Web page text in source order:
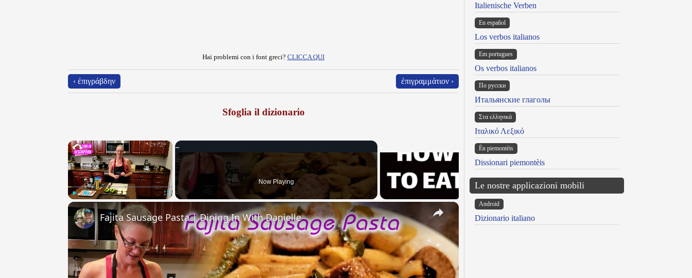
Hai problemi con i font greci? CLICCA QUI
‹ ἐπιγράβδην ἐπιγραμμάτιον ›
Sfoglia il dizionario
×
Unmute
Now Playing
×
Fajita Sausage Pasta | Dining In With Danielle
Italienische Verben
En español
Los verbos italianos
Em portugues
Os verbos italianos
По русски
Итальянские глаголы
Στα ελληνικά
Ιταλικό Λεξικό
Ën piemontèis
Dissionari piemontèis
Le nostre applicazioni mobili
Android
Dizionario italiano